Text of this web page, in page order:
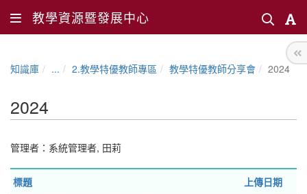
教學資源暨發展中心
知識庫 ... 2.教學特優教師專區 教學特優教師分享會 2024
2024
管理者： 系統管理者, 田莉
標題 上傳日期